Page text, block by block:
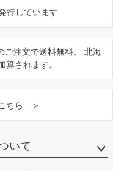
行しています
注文で送料無料。 北海
されます。
ちら ＞
いて